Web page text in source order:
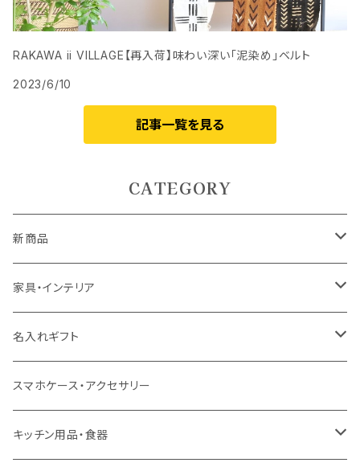
RAKAWA ii VILLAGE【再入荷】味わい深い「泥染め」ベルト
2023/6/10
記事一覧を見る
CATEGORY
新商品
5月9日UP
5月7日UP
4月10日UP
4月7日UP
家具・インテリア
カーテン
ドレープカーテン
レースカーテン
ラグ・マット
ラグ
テーブル
名入れギフト
食器
ドリンクウェア
インテリア用品
スマホケース・アクセサリー
キッチン用品・食器